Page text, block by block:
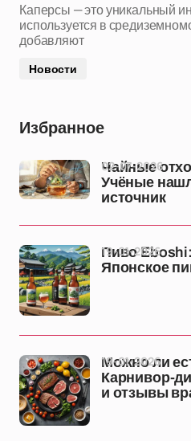
Каперсы — это уникальный
используется в
добавляют
Новости
Избранное
Чайные
Учёные
источник
02-07-2026
Пиво
Японское
19-01-2026
Можно ли
Карнивор-
и отзывы
19-01-2026